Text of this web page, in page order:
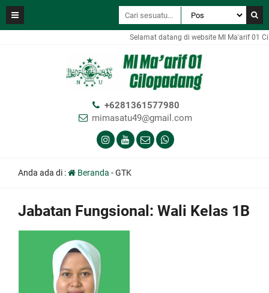
Selamat datang di website MI Ma'arif 01
+6281361577980
mimasatu49@gmail.com
Anda ada di : Beranda -GTK
Jabatan Fungsional: Wali Kelas 1B